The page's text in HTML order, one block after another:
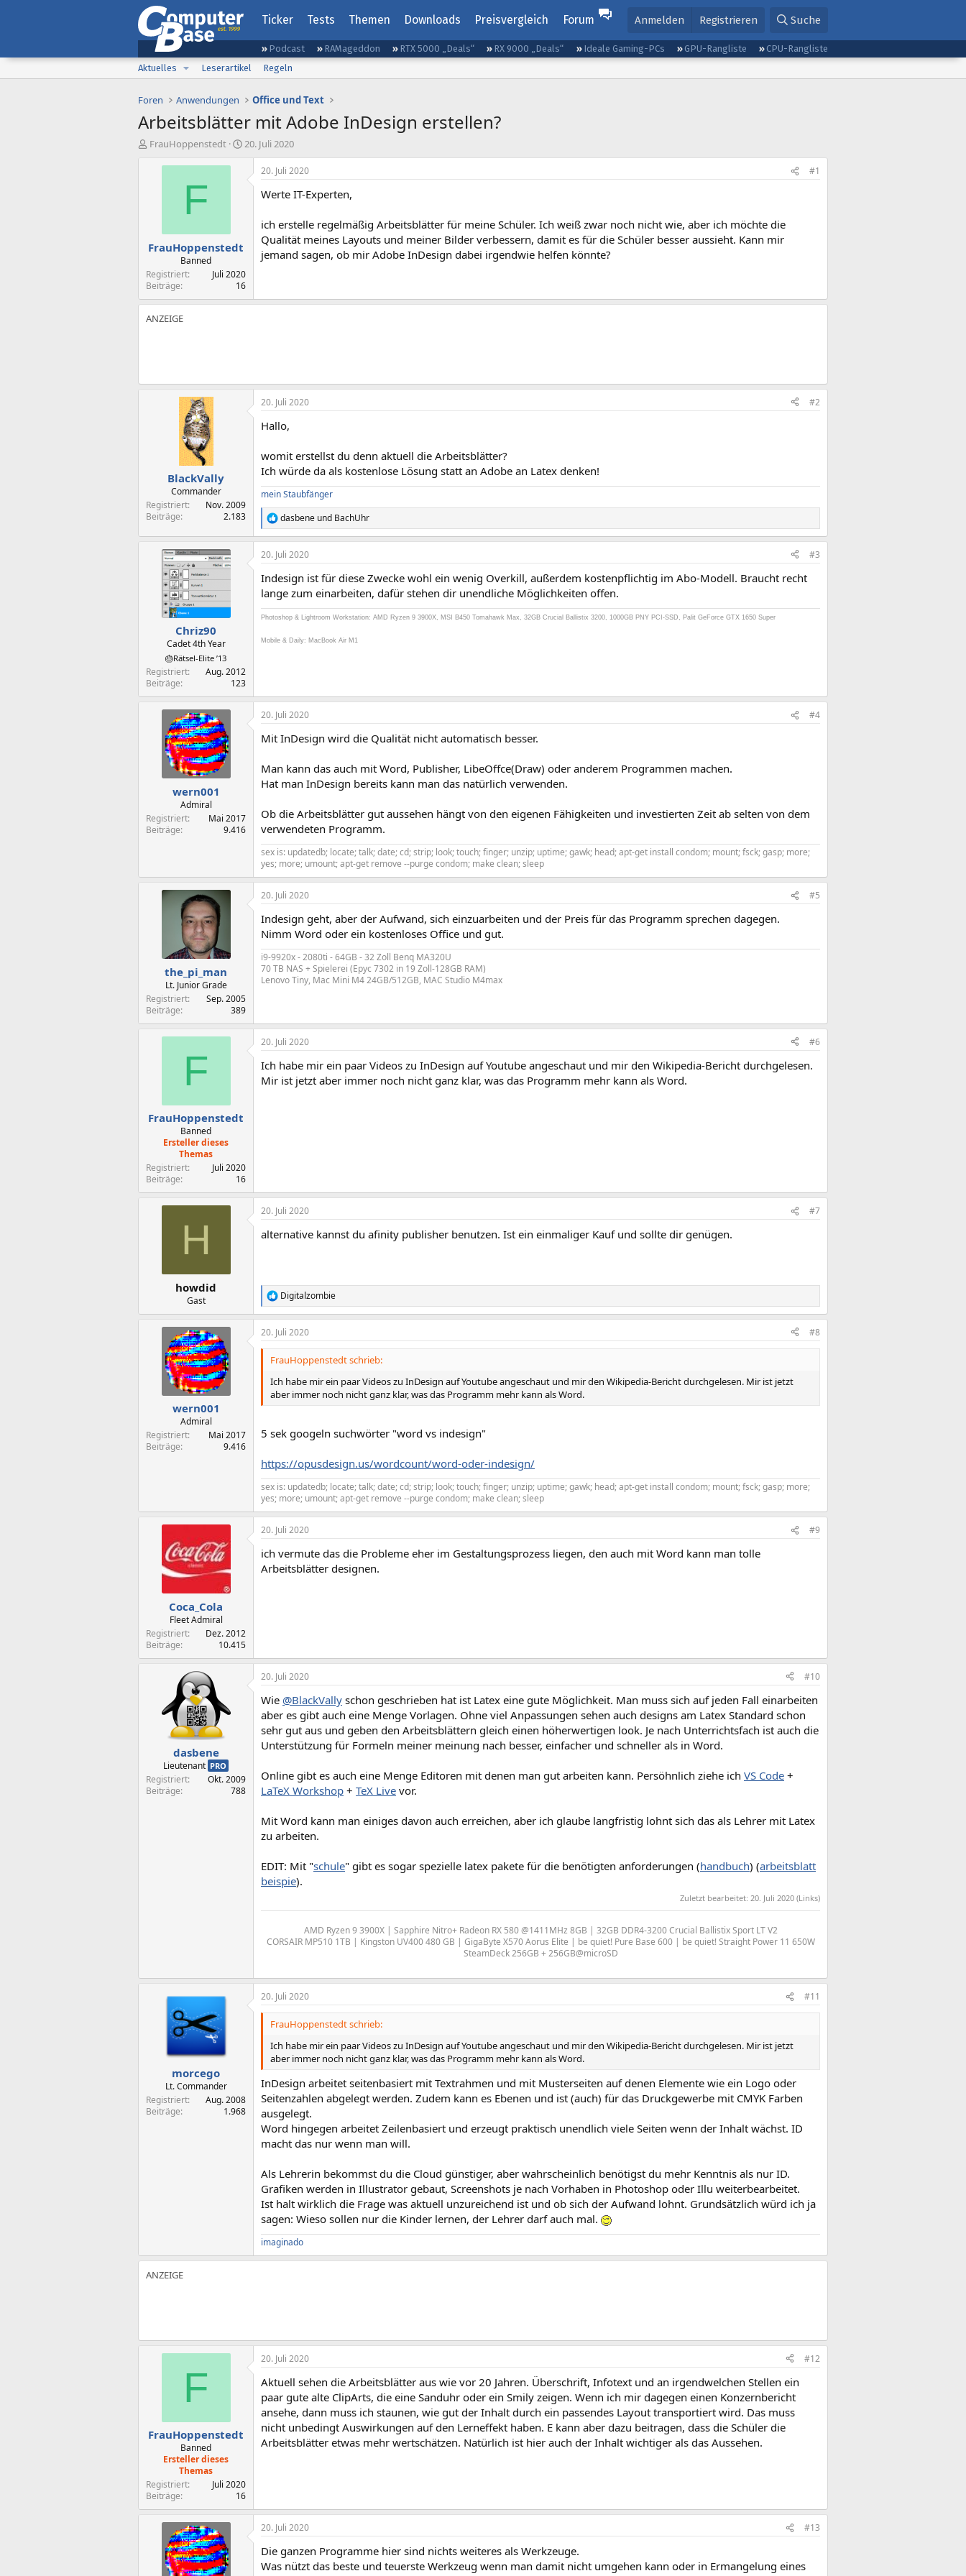
Ticker Tests Themen Downloads Preisvergleich Forum Anmelden Registrieren Suche
Podcast RAMageddon RTX 5000 „Deals“ RX 9000 „Deals“ Ideale Gaming-PCs GPU-Rangliste
CPU-Rangliste
Aktuelles
Leserartikel Regeln
Foren Anwendungen Office und Text
Arbeitsblätter mit Adobe InDesign erstellen?
E
r
FrauHoppenstedt
E
20. Juli 2020
F
FrauHoppenstedt
Banned
Registriert
Juli 2020
Beiträge
16
20. Juli 2020 #1
Werte IT-Experten,
ich erstelle regelmäßig Arbeitsblätter für meine Schüler. Ich weiß zwar noch nicht wie, aber ich möchte die
Qualität meines Layouts und meiner Bilder verbessern, damit es für die Schüler besser aussieht. Kann mir
jemand sagen, ob mir Adobe InDesign dabei irgendwie helfen könnte?
BlackVally
Commander
Registriert
Nov. 2009
Beiträge
2.183
20. Juli 2020 #2
Hallo,
womit erstellst du denn aktuell die Arbeitsblätter?
Ich würde da als kostenlose Lösung statt an Adobe an Latex denken!
mein Staubfänger
R
e
a
k
i
o
e
:
dasbene und BachUhr
Chriz90
Cadet 4th Year
🎂Rätsel-Elite ’13
Registriert
Aug. 2012
Beiträge
123
20. Juli 2020 #3
Indesign ist für diese Zwecke wohl ein wenig Overkill, außerdem kostenpflichtig im Abo-Modell. Braucht recht
lange zum einarbeiten, dafür stehen dir unendliche Möglichkeiten offen.
Photoshop & Lightroom Workstation: AMD Ryzen 9 3900X, MSI B450 Tomahawk Max, 32GB Crucial Ballistix 3200, 1000GB PNY PCI-SSD, Palit GeForce GTX 1650 Super
Mobile & Daily: MacBook Air M1
wern001
Admiral
Registriert
Mai 2017
Beiträge
9.416
20. Juli 2020 #4
Mit InDesign wird die Qualität nicht automatisch besser.
Man kann das auch mit Word, Publisher, LibeOffce(Draw) oder anderem Programmen machen.
Hat man InDesign bereits kann man das natürlich verwenden.
Ob die Arbeitsblätter gut aussehen hängt von den eigenen Fähigkeiten und investierten Zeit ab selten von dem
verwendeten Programm.
sex is: updatedb; locate; talk; date; cd; strip; look; touch; finger; unzip; uptime; gawk; head; apt-get install condom; mount; fsck; gasp; more;
yes; more; umount; apt-get remove --purge condom; make clean; sleep
the_pi_man
Lt. Junior Grade
Registriert
Sep. 2005
Beiträge
389
20. Juli 2020 #5
Indesign geht, aber der Aufwand, sich einzuarbeiten und der Preis für das Programm sprechen dagegen.
Nimm Word oder ein kostenloses Office und gut.
i9-9920x - 2080ti - 64GB - 32 Zoll Benq MA320U
70 TB NAS + Spielerei (Epyc 7302 in 19 Zoll-128GB RAM)
Lenovo Tiny, Mac Mini M4 24GB/512GB, MAC Studio M4max
F
FrauHoppenstedt
Banned
Ersteller dieses
Themas
Registriert
Juli 2020
Beiträge
16
20. Juli 2020 #6
Ich habe mir ein paar Videos zu InDesign auf Youtube angeschaut und mir den Wikipedia-Bericht durchgelesen.
Mir ist jetzt aber immer noch nicht ganz klar, was das Programm mehr kann als Word.
H
howdid
Gast
20. Juli 2020 #7
alternative kannst du afinity publisher benutzen. Ist ein einmaliger Kauf und sollte dir genügen.
R
e
a
k
t
n
n
Digitalzombie
wern001
Admiral
Registriert
Mai 2017
Beiträge
9.416
20. Juli 2020 #8
FrauHoppenstedt schrieb:
Ich habe mir ein paar Videos zu InDesign auf Youtube angeschaut und mir den Wikipedia-Bericht durchgelesen. Mir ist jetzt
aber immer noch nicht ganz klar, was das Programm mehr kann als Word.
5 sek googeln suchwörter "word vs indesign"
https://opusdesign.us/wordcount/word-oder-indesign/
sex is: updatedb; locate; talk; date; cd; strip; look; touch; finger; unzip; uptime; gawk; head; apt-get install condom; mount; fsck; gasp; more;
yes; more; umount; apt-get remove --purge condom; make clean; sleep
Coca_Cola
Fleet Admiral
Registriert
Dez. 2012
Beiträge
10.415
20. Juli 2020 #9
ich vermute das die Probleme eher im Gestaltungsprozess liegen, den auch mit Word kann man tolle
Arbeitsblätter designen.
dasbene
Lieutenant PRO
Registriert
Okt. 2009
Beiträge
788
20. Juli 2020 #10
Wie @BlackVally schon geschrieben hat ist Latex eine gute Möglichkeit. Man muss sich auf jeden Fall einarbeiten
aber es gibt auch eine Menge Vorlagen. Ohne viel Anpassungen sehen auch designs am Latex Standard schon
sehr gut aus und geben den Arbeitsblättern gleich einen höherwertigen look. Je nach Unterrichtsfach ist auch die
Unterstützung für Formeln meiner meinung nach besser, einfacher und schneller als in Word.
Online gibt es auch eine Menge Editoren mit denen man gut arbeiten kann. Persöhnlich ziehe ich VS Code +
LaTeX Workshop + TeX Live vor.
Mit Word kann man einiges davon auch erreichen, aber ich glaube langfristig lohnt sich das als Lehrer mit Latex
zu arbeiten.
EDIT: Mit "schule" gibt es sogar spezielle latex pakete für die benötigten anforderungen (handbuch) (arbeitsblatt
beispie).
Zuletzt bearbeitet: 20. Juli 2020 (Links)
AMD Ryzen 9 3900X | Sapphire Nitro+ Radeon RX 580 @1411MHz 8GB | 32GB DDR4-3200 Crucial Ballistix Sport LT V2
CORSAIR MP510 1TB | Kingston UV400 480 GB | GigaByte X570 Aorus Elite | be quiet! Pure Base 600 | be quiet! Straight Power 11 650W
SteamDeck 256GB + 256GB@microSD
morcego
Lt. Commander
Registriert
Aug. 2008
Beiträge
1.968
20. Juli 2020 #11
FrauHoppenstedt schrieb:
Ich habe mir ein paar Videos zu InDesign auf Youtube angeschaut und mir den Wikipedia-Bericht durchgelesen. Mir ist jetzt
aber immer noch nicht ganz klar, was das Programm mehr kann als Word.
InDesign arbeitet seitenbasiert mit Textrahmen und mit Musterseiten auf denen Elemente wie ein Logo oder
Seitenzahlen abgelegt werden. Zudem kann es Ebenen und ist (auch) für das Druckgewerbe mit CMYK Farben
ausgelegt.
Word hingegen arbeitet Zeilenbasiert und erzeugt praktisch unendlich viele Seiten wenn der Inhalt wächst. ID
macht das nur wenn man will.
Als Lehrerin bekommst du die Cloud günstiger, aber wahrscheinlich benötigst du mehr Kenntnis als nur ID.
Grafiken werden in Illustrator gebaut, Screenshots je nach Vorhaben in Photoshop oder Illu weiterbearbeitet.
Ist halt wirklich die Frage was aktuell unzureichend ist und ob sich der Aufwand lohnt. Grundsätzlich würd ich ja
sagen: Wieso sollen nur die Kinder lernen, der Lehrer darf auch mal.
imaginado
F
FrauHoppenstedt
Banned
Ersteller dieses
Themas
Registriert
Juli 2020
Beiträge
16
20. Juli 2020 #12
Aktuell sehen die Arbeitsblätter aus wie vor 20 Jahren. Überschrift, Infotext und an irgendwelchen Stellen ein
paar gute alte ClipArts, die eine Sanduhr oder ein Smily zeigen. Wenn ich mir dagegen einen Konzernbericht
ansehe, dann muss ich staunen, wie gut der Inhalt durch ein passendes Layout transportiert wird. Das muss
nicht unbedingt Auswirkungen auf den Lerneffekt haben. E kann aber dazu beitragen, dass die Schüler die
Arbeitsblätter etwas mehr wertschätzen. Natürlich ist hier auch der Inhalt wichtiger als das Aussehen.
20. Juli 2020 #13
Die ganzen Programme hier sind nichts weiteres als Werkzeuge.
Was nützt das beste und teuerste Werkzeug wenn man damit nicht umgehen kann oder in Ermangelung eines